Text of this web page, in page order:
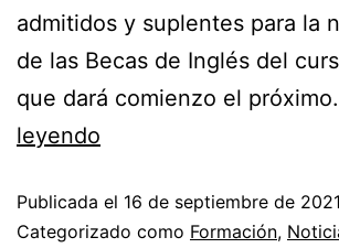
admitidos y suplentes para la
de las Becas de Inglés del
que dará comienzo el
leyendo
Publicada el 16 de septiembre de 2021
Categorizado como Formación,